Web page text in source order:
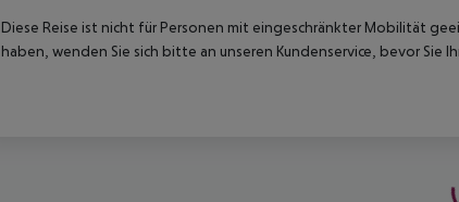
Diese Reise ist nicht für Personen mit eingeschränkter Mobilität
haben, wenden Sie sich bitte an unseren Kundenservice, bevor Sie